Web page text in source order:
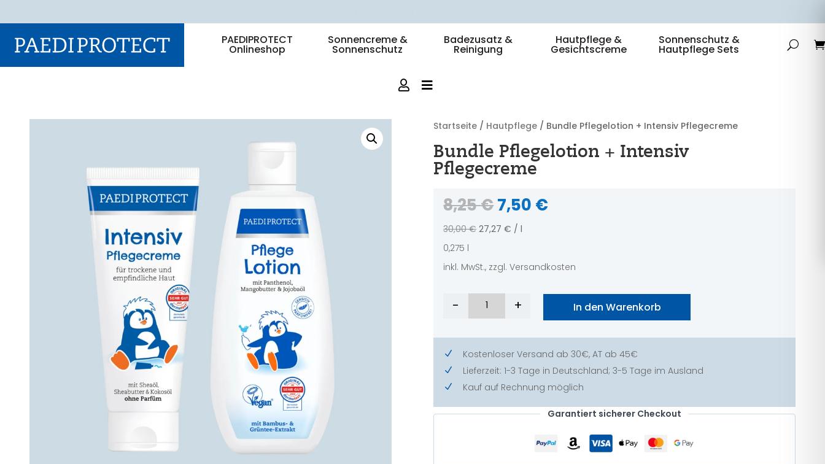
PAEDIPROTECT
Onlineshop
Sonnencreme &
Sonnenschutz
Badezusatz &
Reinigung
Hautpflege &
Gesichtscreme
Sonnenschutz &
Hautpflege Sets
Startseite / Hautpflege / Bundle Pflegelotion + Intensiv Pflegecreme
Bundle Pflegelotion + Intensiv
Pflegecreme
8,25€Ursprünglicher
Preis
war:
7,50 €
30,00€ 27,27€ /l
0,275 l
inkl. MwSt., zzgl. Versandkosten
Bundle Pflegelotion + Intensiv Pflegecreme Menge
- + In den Warenkorb
N Kostenloser Versand ab 30€, AT ab 45€
N Lieferzeit: 1-3 Tage in Deutschland; 3-5 Tage im Ausland
N Kauf auf Rechnung möglich
Garantiert sicherer Checkout